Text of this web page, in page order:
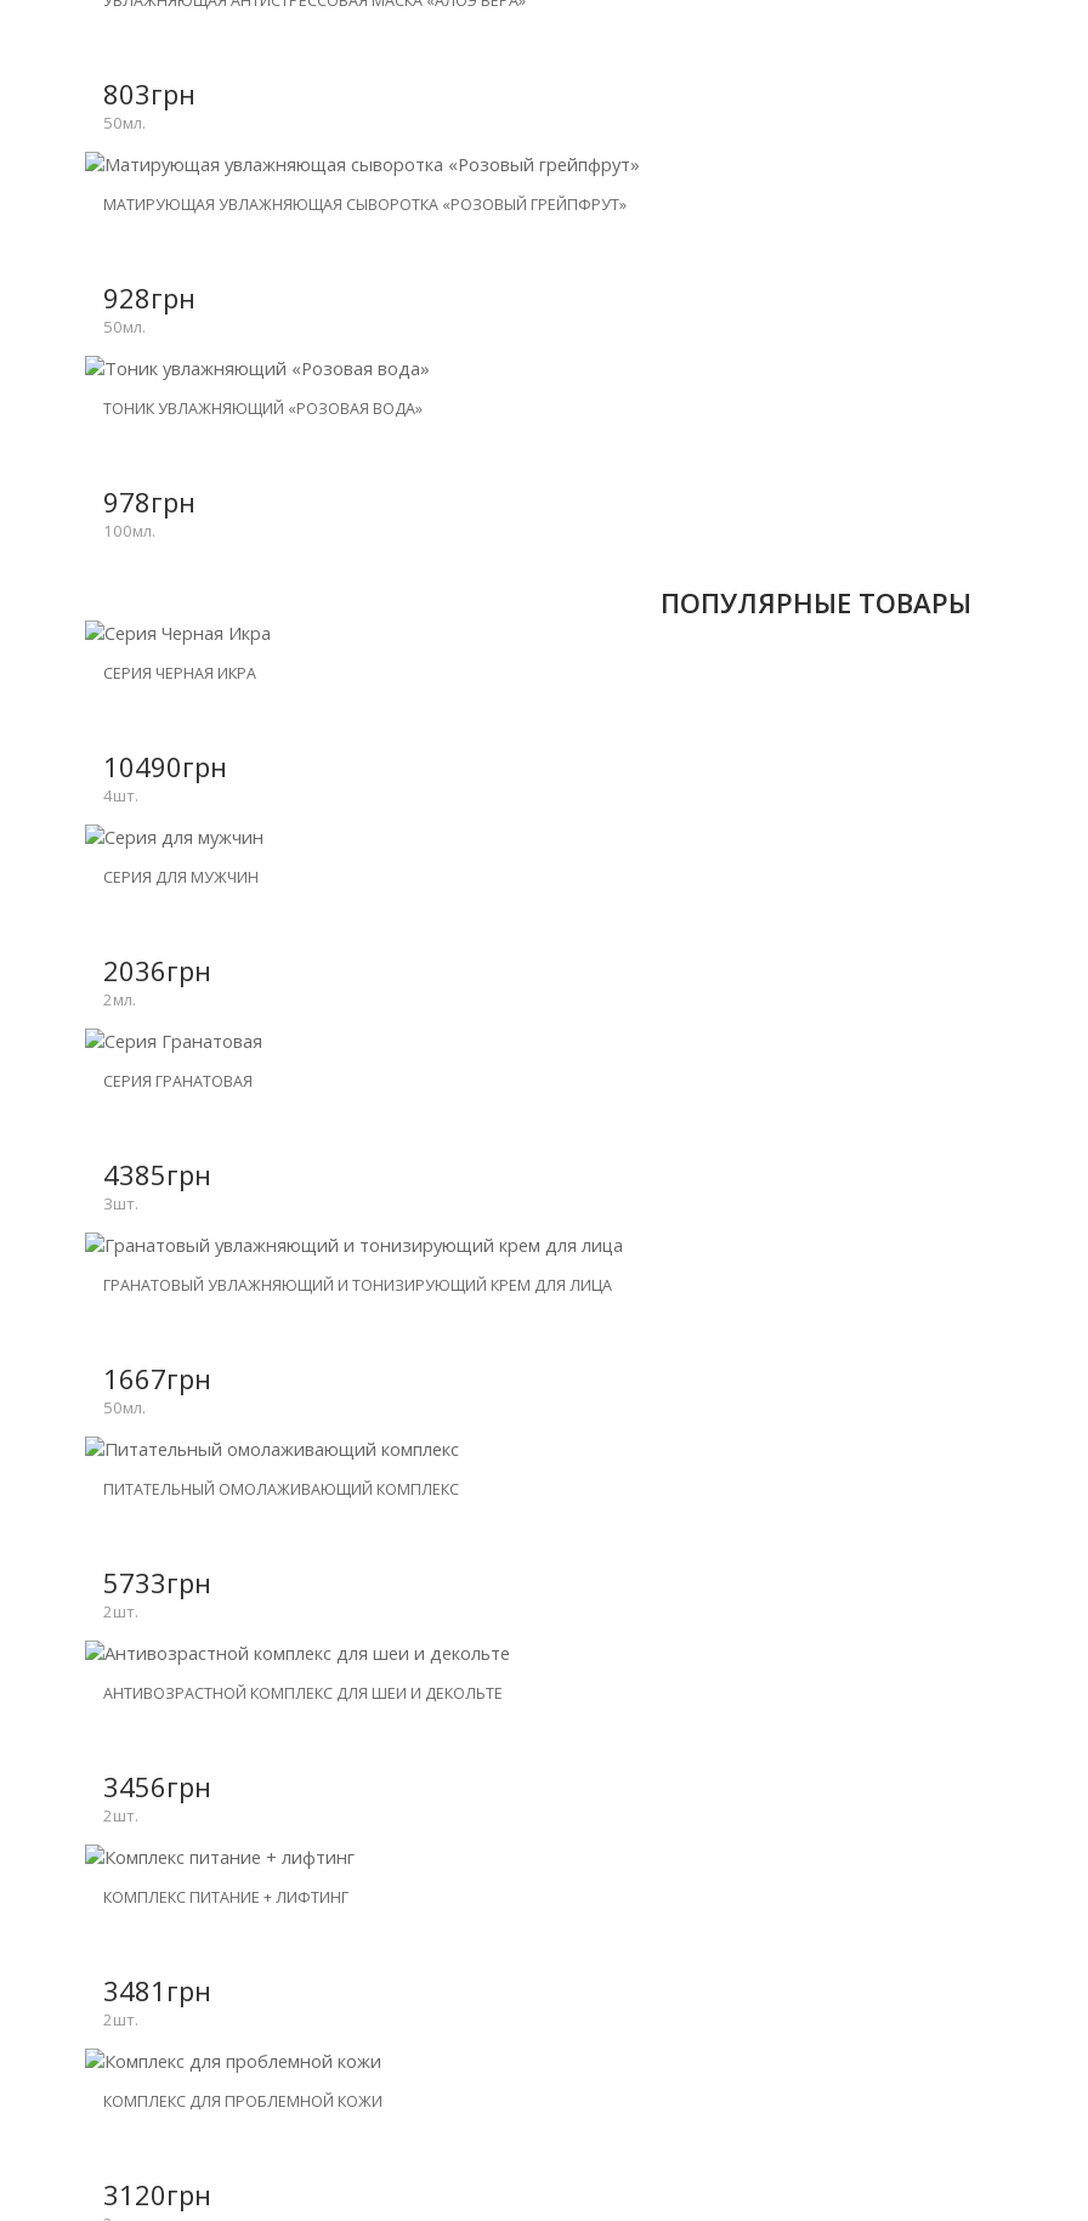
803грн
50мл.
МАТИРУЮЩАЯ УВЛАЖНЯЮЩАЯ СЫВОРОТКА «РОЗОВЫЙ ГРЕЙПФРУТ»
928грн
50мл.
ТОНИК УВЛАЖНЯЮЩИЙ «РОЗОВАЯ ВОДА»
978грн
100мл.
ПОПУЛЯРНЫЕ ТОВАРЫ
НОВИНКА
-25%
СЕРИЯ ЧЕРНАЯ ИКРА
10490грн
4шт.
НОВИНКА
-15%
СЕРИЯ ДЛЯ МУЖЧИН
2036грн
2мл.
НОВИНКА
-20%
СЕРИЯ ГРАНАТОВАЯ
4385грн
3шт.
НОВИНКА
ГРАНАТОВЫЙ УВЛАЖНЯЮЩИЙ И ТОНИЗИРУЮЩИЙ КРЕМ ДЛЯ ЛИЦА
1667грн
50мл.
НОВИНКА
-31%
ПИТАТЕЛЬНЫЙ ОМОЛАЖИВАЮЩИЙ КОМПЛЕКС
5733грн
2шт.
НОВИНКА
-30%
АНТИВОЗРАСТНОЙ КОМПЛЕКС ДЛЯ ШЕИ И ДЕКОЛЬТЕ
3456грн
2шт.
НОВИНКА
-26%
КОМПЛЕКС ПИТАНИЕ + ЛИФТИНГ
3481грн
2шт.
НОВИНКА
-26%
КОМПЛЕКС ДЛЯ ПРОБЛЕМНОЙ КОЖИ
3120грн